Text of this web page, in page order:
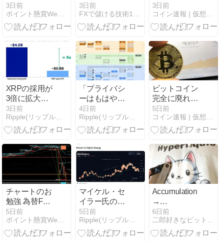
8/4(火) ドル円
3日前
ポイント懸賞Webゲーム生活日記
ーアローを検
証｜日足から
1分足まで比
3日前
FXで儲ける技術12ヶ月で+9999PI
所Bitgetが日本
撤退のお知ら
せ・・・
3日前
コイン速報 | 仮想通貨ニュース・暗号資産・5chまとめ
XRPの採用が
3倍に拡大
し、トークン
化資産が40億
ドルに達した
需要も堅調を
維持していま
3日前
Ripple(リップル）仮想通貨情報局
「プライバシ
ーはもはや後
回しにされる
ものではな
い」：ヴィタ
リンがイーサ
リアムの再構
築に向けた3
～4カ年計画
を発表
4日前
Ripple(リップル）仮想通貨情報局
ビットコイン
完全に廃れた
な・・・
5日前
コイン速報 | 仮想通貨ニュース・暗号資産・5chまとめ
チャートのお
勉強 為替FX
8/2(日) ドル円
5日前
ポイント懸賞Webゲーム生活日記
マイケル・セ
イラー氏の
「オレンジド
ット」ビット
コインチャー
5日前
Ripple(リップル）仮想通貨情報局
Accumulation
→
Manipulation
→
Distribution（AMD
6日前
二郎好きなビットコインFXブログ